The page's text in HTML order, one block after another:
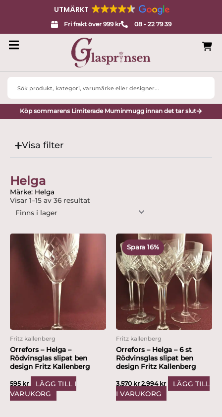
UTMÄRKT
Fri frakt över 999 kr 08 - 22 79 39
Search
Köp sommarens Limiterade Muminmugg innan det tar slut
Visa filter
Helga
Märke: Helga
Visar 1–15 av 36 resultat
Fritz kallenberg
Orrefors – Helga –
Rödvinsglas slipat ben
design Fritz Kallenberg
595 kr
LÄGG TILL I
VARUKORG
Spara 16%
Fritz kallenberg
Orrefors – Helga – 6 st
Rödvinsglas slipat ben
design Fritz Kallenberg
3,570kr
Det
ursprungliga
var:
3,570 kr.
2,994 kr
nuvarande
priset
är:
2,994 kr.
LÄGG TILL
I VARUKORG